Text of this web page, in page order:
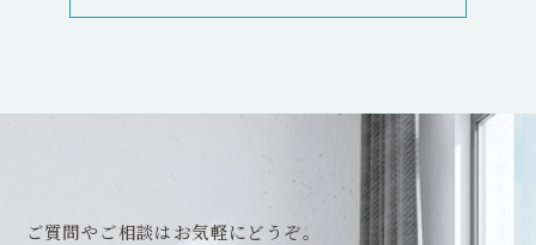
ご質問やご相談はお気軽にどうぞ。